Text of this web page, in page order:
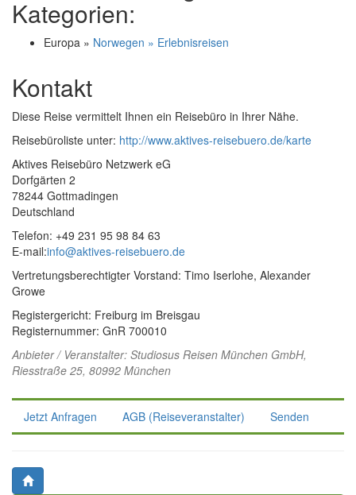
Kategorien:
Europa » Norwegen » Erlebnisreisen
Kontakt
Diese Reise vermittelt Ihnen ein Reisebüro in Ihrer Nähe.
Reisebüroliste unter: http://www.aktives-reisebuero.de/karte
Aktives Reisebüro Netzwerk eG
Dorfgärten 2
78244 Gottmadingen
Deutschland
Telefon: +49 231 95 98 84 63
E-mail:info@aktives-reisebuero.de
Vertretungsberechtigter Vorstand: Timo Iserlohe, Alexander
Growe
Registergericht: Freiburg im Breisgau
Registernummer: GnR 700010
Anbieter / Veranstalter: Studiosus Reisen München GmbH,
Riesstraße 25, 80992 München
Jetzt Anfragen AGB (Reiseveranstalter) Senden